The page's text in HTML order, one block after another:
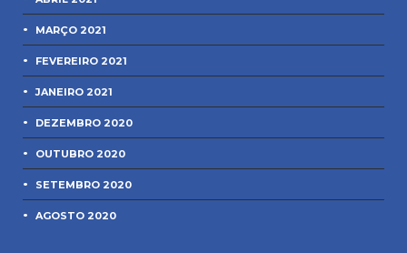
MARÇO 2021
FEVEREIRO 2021
JANEIRO 2021
DEZEMBRO 2020
OUTUBRO 2020
SETEMBRO 2020
AGOSTO 2020